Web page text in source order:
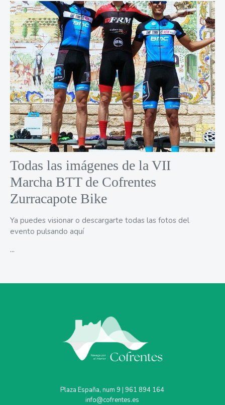
Todas las imágenes de la VII
Marcha BTT de Cofrentes
Zurracapote Bike
Ya puedes visionar o descargarte todas las fotos del
evento pulsando aquí
...
Plaza España, num 9 | 961 894 164
info@cofrentes.es